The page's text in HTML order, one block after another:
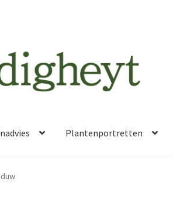
Plantenportretten